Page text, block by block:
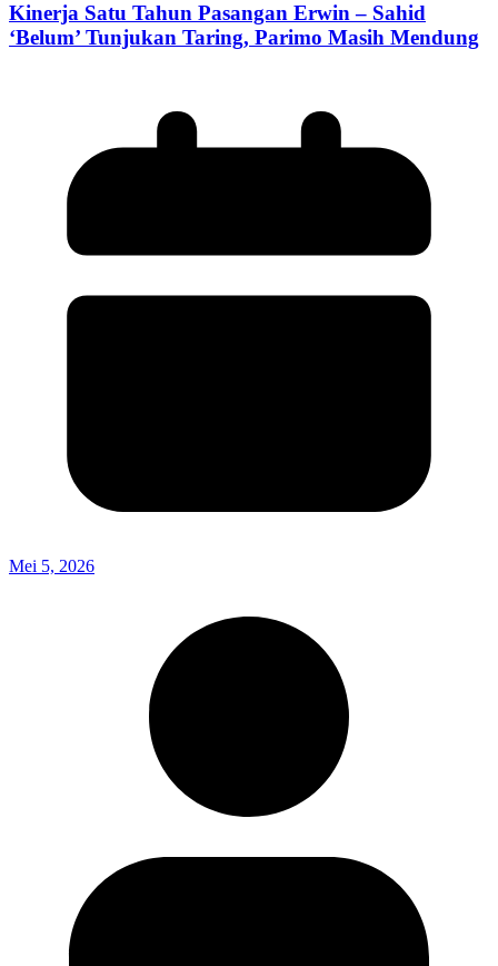
Kinerja Satu Tahun Pasangan Erwin – Sahid
‘Belum’ Tunjukan Taring, Parimo Masih Mendung
Mei 5, 2026